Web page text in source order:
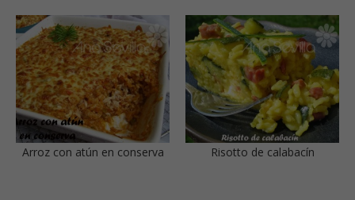
Arroz con atún en conserva Risotto de calabacín